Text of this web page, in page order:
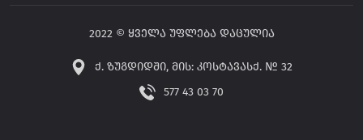
2022 © ყველა უფლება დაცულია
ქ. ზუგდიდში, მის: კოსტავასქ. № 32
577 43 03 70